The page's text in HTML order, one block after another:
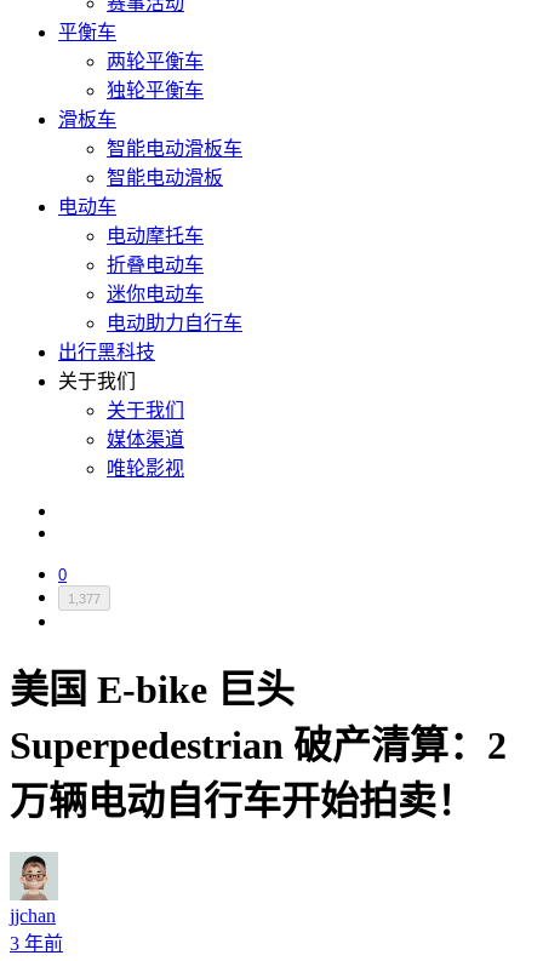
平衡车
两轮平衡车
独轮平衡车
滑板车
智能电动滑板车
智能电动滑板
电动车
电动摩托车
折叠电动车
迷你电动车
电动助力自行车
出行黑科技
关于我们
关于我们
媒体渠道
唯轮影视
0
1,377
美国 E-bike 巨头
Superpedestrian 破产清算：2
万辆电动自行车开始拍卖！
jjchan
3 年前